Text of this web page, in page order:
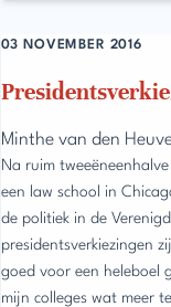
03 NOVEMBER 2016
Minthe van den
Na ruim
een law school in
de politiek in de
presidentsverkiezingen
goed voor een heleboel
mijn colleges wat meer